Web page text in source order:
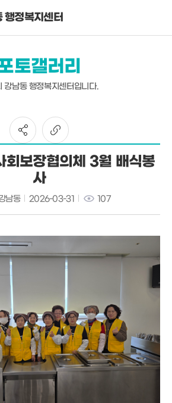
행정복지센터
토갤러리
강남동 행정복지센터입니다.
회보장협의체 3월 배식봉
사
남동 2026-03-31 107